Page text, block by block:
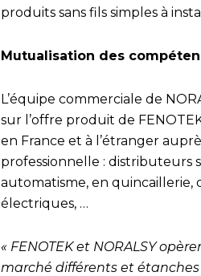
produits sans fils simples à
Mutualisation des
L’équipe commerciale de
sur l’offre produit de
en France et à l’étranger
professionnelle : distributeurs
automatisme, en
électriques, …
« FENOTEK et NORALSY
marché différents et